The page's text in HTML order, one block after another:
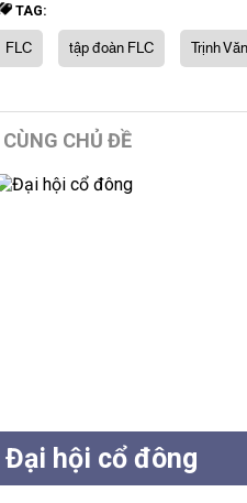
TAG:
FLC tập đoàn FLC Trịnh
CÙNG CHỦ ĐỀ
Đại hội cổ đông